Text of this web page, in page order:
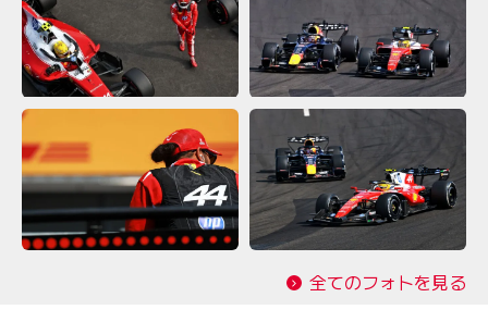
全てのフォトを見る